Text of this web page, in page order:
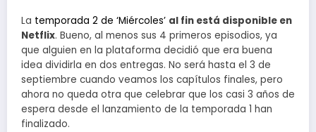
La temporada 2 de ‘Miércoles’ al fin está disponible en
Netflix. Bueno, al menos sus 4 primeros episodios, ya
que alguien en la plataforma decidió que era buena
idea dividirla en dos entregas. No será hasta el 3 de
septiembre cuando veamos los capítulos finales, pero
ahora no queda otra que celebrar que los casi 3 años de
espera desde el lanzamiento de la temporada 1 han
finalizado.